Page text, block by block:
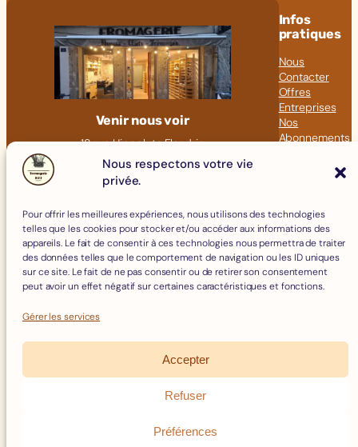
Nous respectons votre vie
privée.
Pour offrir les meilleures expériences, nous utilisons des technologies
telles que les cookies pour stocker et/ou accéder aux informations des
appareils. Le fait de consentir à ces technologies nous permettra de traiter
des données telles que le comportement de navigation ou les ID uniques
sur ce site. Le fait de ne pas consentir ou de retirer son consentement
peut avoir un effet négatif sur certaines caractéristiques et fonctions.
Gérer les services
Accepter
Refuser
Préférences
Venir nous voir
18 rue Hippolyte Flandrin
69001 LYON
09 82 23 41 60
Infos
pratiques
Nous
Contacter
Offres
Entreprises
Nos
Abonnements
Fromages
Boissons
Charcuterie
Épicerie Fine
Crèmerie
Mentions Légales
Remboursements et Retours